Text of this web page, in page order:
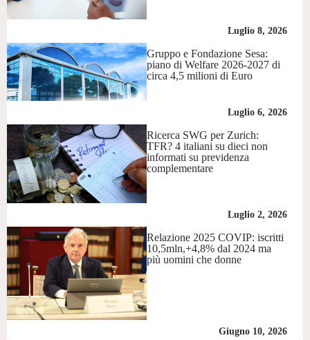
Luglio 8, 2026
Gruppo e Fondazione Sesa:
piano di Welfare 2026-2027 di
circa 4,5 milioni di Euro
Luglio 6, 2026
Ricerca SWG per Zurich:
TFR? 4 italiani su dieci non
informati su previdenza
complementare
Luglio 2, 2026
Relazione 2025 COVIP: iscritti
10,5mln,+4,8% dal 2024 ma
più uomini che donne
Giugno 10, 2026